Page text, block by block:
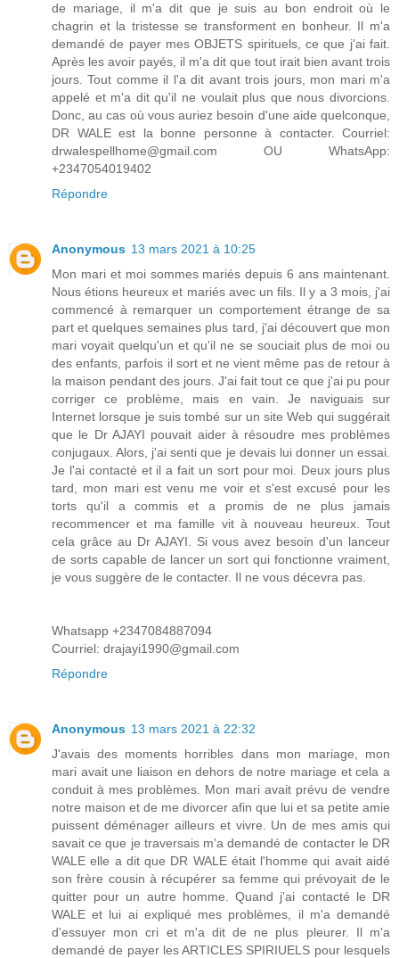
de mariage, il m'a dit que je suis au bon endroit où le
chagrin et la tristesse se transforment en bonheur. Il m'a
demandé de payer mes OBJETS spirituels, ce que j'ai fait.
Après les avoir payés, il m'a dit que tout irait bien avant trois
jours. Tout comme il l'a dit avant trois jours, mon mari m'a
appelé et m'a dit qu'il ne voulait plus que nous divorcions.
Donc, au cas où vous auriez besoin d'une aide quelconque,
DR WALE est la bonne personne à contacter. Courriel:
drwalespellhome@gmail.com OU WhatsApp:
+2347054019402
Répondre
Anonymous 13 mars 2021 à 10:25
Mon mari et moi sommes mariés depuis 6 ans maintenant.
Nous étions heureux et mariés avec un fils. Il y a 3 mois, j'ai
commencé à remarquer un comportement étrange de sa
part et quelques semaines plus tard, j'ai découvert que mon
mari voyait quelqu'un et qu'il ne se souciait plus de moi ou
des enfants, parfois il sort et ne vient même pas de retour à
la maison pendant des jours. J'ai fait tout ce que j'ai pu pour
corriger ce problème, mais en vain. Je naviguais sur
Internet lorsque je suis tombé sur un site Web qui suggérait
que le Dr AJAYI pouvait aider à résoudre mes problèmes
conjugaux. Alors, j'ai senti que je devais lui donner un essai.
Je l'ai contacté et il a fait un sort pour moi. Deux jours plus
tard, mon mari est venu me voir et s'est excusé pour les
torts qu'il a commis et a promis de ne plus jamais
recommencer et ma famille vit à nouveau heureux. Tout
cela grâce au Dr AJAYI. Si vous avez besoin d'un lanceur
de sorts capable de lancer un sort qui fonctionne vraiment,
je vous suggère de le contacter. Il ne vous décevra pas.
Whatsapp +2347084887094
Courriel: drajayi1990@gmail.com
Répondre
Anonymous 13 mars 2021 à 22:32
J'avais des moments horribles dans mon mariage, mon
mari avait une liaison en dehors de notre mariage et cela a
conduit à mes problèmes. Mon mari avait prévu de vendre
notre maison et de me divorcer afin que lui et sa petite amie
puissent déménager ailleurs et vivre. Un de mes amis qui
savait ce que je traversais m'a demandé de contacter le DR
WALE elle a dit que DR WALE était l'homme qui avait aidé
son frère cousin à récupérer sa femme qui prévoyait de le
quitter pour un autre homme. Quand j'ai contacté le DR
WALE et lui ai expliqué mes problèmes, il m'a demandé
d'essuyer mon cri et m'a dit de ne plus pleurer. Il m'a
demandé de payer les ARTICLES SPIRIUELS pour lesquels